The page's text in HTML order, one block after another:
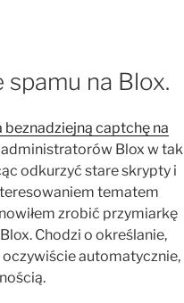
na Blox.
captchę na
administratorów Blox w tak
odkurzyć stare skrypty i
tematem
zrobić przymiarkę
Chodzi o określanie,
oczywiście automatycznie,